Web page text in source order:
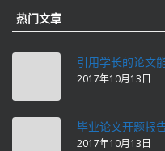
热门文章
引用学长的论文
2017年10月13日
毕业论文开题报
2017年10月13日